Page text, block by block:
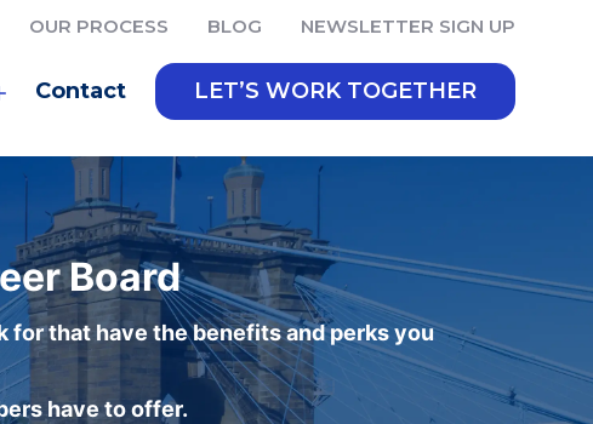
OUR PROCESS BLOG NEWSLETTER SIGN UP
Contact LET’S WORK TOGETHER
Board
for that have the benefits and perks you
have to offer.